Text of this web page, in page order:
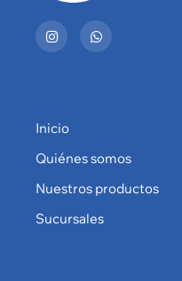
Inicio
Quiénes somos
Nuestros productos
Sucursales